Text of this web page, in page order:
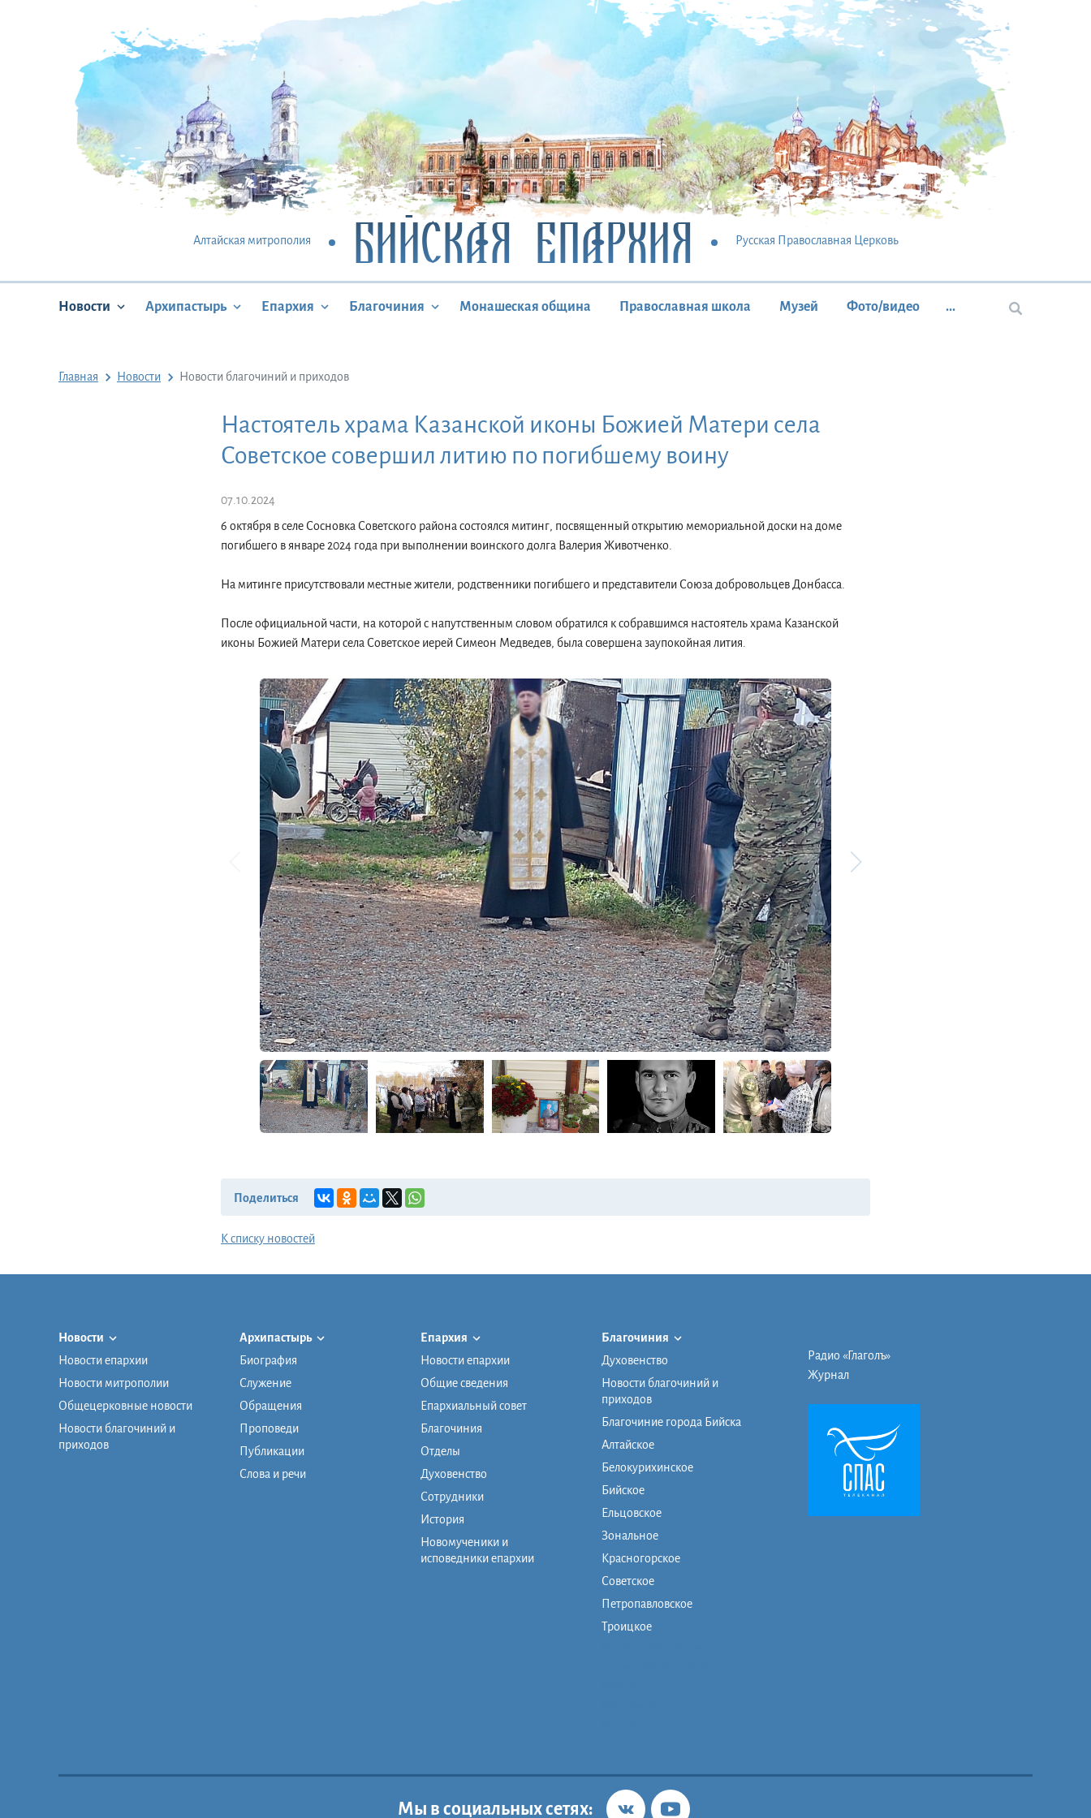
Алтайская митрополия БИЙСКАЯ ЕПАРХИЯ Русская Православная Церковь
Новости Архипастырь Епархия Благочиния Монашеская община Православная школа Музей Фото/видео ...
Главная Новости Новости благочиний и приходов
Настоятель храма Казанской иконы Божией Матери села
Советское совершил литию по погибшему воину
07.10.2024
6 октября в селе Сосновка Советского района состоялся митинг, посвященный открытию мемориальной доски на доме
погибшего в январе 2024 года при выполнении воинского долга Валерия Животченко.
На митинге присутствовали местные жители, родственники погибшего и представители Союза добровольцев Донбасса.
После официальной части, на которой с напутственным словом обратился к собравшимся настоятель храма Казанской
иконы Божией Матери села Советское иерей Симеон Медведев, была совершена заупокойная лития.
Поделиться
К списку новостей
Новости
Новости епархии
Новости митрополии
Общецерковные новости
Новости благочиний и
приходов
Архипастырь
Биография
Служение
Обращения
Проповеди
Публикации
Слова и речи
Епархия
Новости епархии
Общие сведения
Епархиальный совет
Благочиния
Отделы
Духовенство
Сотрудники
История
Новомученики и
исповедники епархии
Благочиния
Духовенство
Новости благочиний и
приходов
Благочиние города Бийска
Алтайское
Белокурихинское
Бийское
Ельцовское
Зональное
Красногорское
Советское
Петропавловское
Троицкое
Радио «Глаголъ»
Журнал
Мы в социальных сетях: